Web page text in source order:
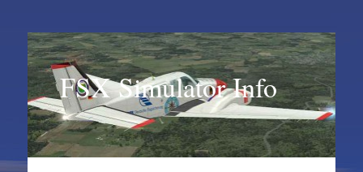
FSX Simulator Info